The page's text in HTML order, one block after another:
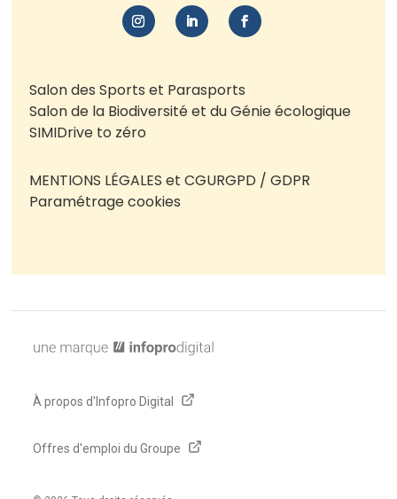
Salon des Sports et Parasports
Salon de la Biodiversité et du Génie écologique
SIMIDrive to zéro
MENTIONS LÉGALES et CGURGPD / GDPR
Paramétrage cookies